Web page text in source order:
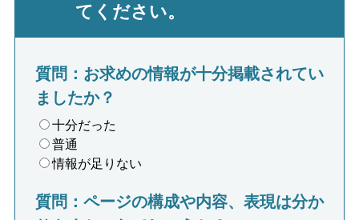
てください。
質問：お求めの情報が十分掲載されてい
ましたか？
十分だった
普通
情報が足りない
質問：ページの構成や内容、表現は分か